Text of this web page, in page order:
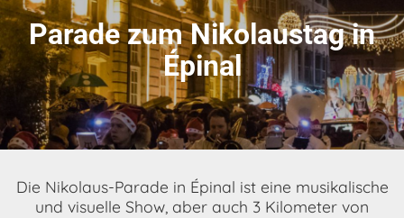
Parade zum Nikolaustag in
Épinal
Die Nikolaus-Parade in Épinal ist eine musikalische
und visuelle Show, aber auch 3 Kilometer von